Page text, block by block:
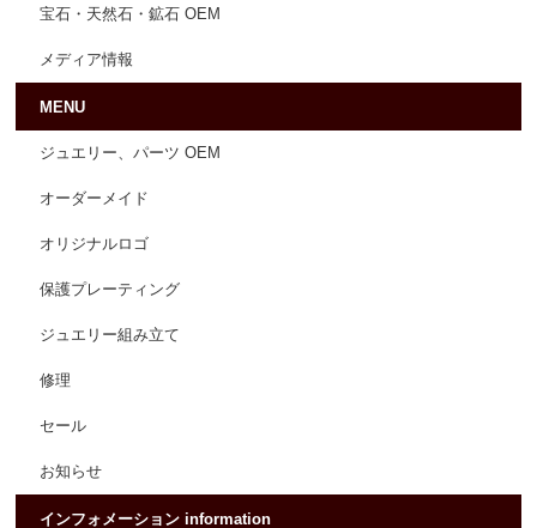
宝石・天然石・鉱石 OEM
メディア情報
MENU
ジュエリー、パーツ OEM
オーダーメイド
オリジナルロゴ
保護プレーティング
ジュエリー組み立て
修理
セール
お知らせ
インフォメーション information